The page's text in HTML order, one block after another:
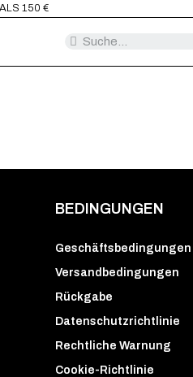
150 €
BEDINGUNGEN
Geschäftsbedingungen
Versandbedingungen
Rückgabe
Datenschutzrichtlinie
Rechtliche Warnung
Cookie-Richtlinie